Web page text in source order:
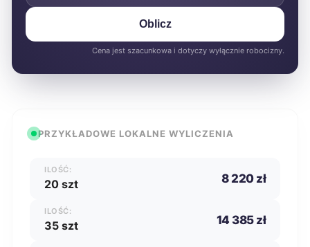
Oblicz
Cena jest szacunkowa i dotyczy wyłącznie robocizny.
PRZYKŁADOWE LOKALNE WYLICZENIA
ILOŚĆ:
20 szt 8 220 zł
ILOŚĆ:
35 szt 14 385 zł